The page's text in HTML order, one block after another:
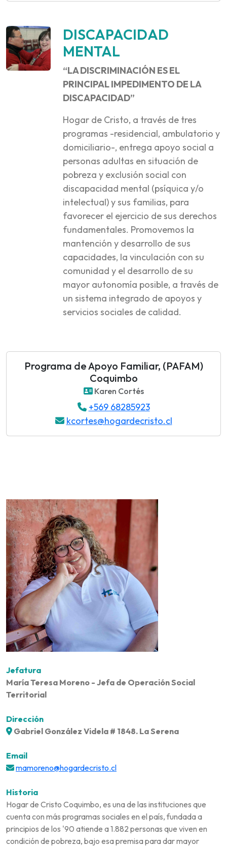
DISCAPACIDAD
MENTAL
“LA DISCRIMINACIÓN ES EL
PRINCIPAL IMPEDIMENTO DE LA
DISCAPACIDAD”
Hogar de Cristo, a través de tres
programas -residencial, ambulatorio y
domiciliario-, entrega apoyo social a
personas adultas en situación de
pobreza y exclusión social con
discapacidad mental (psíquica y/o
intelectual) y sus familias, para
favorecer el ejercicio de sus derechos
fundamentales. Promovemos la
mantención y desarrollo de sus
capacidades, la vinculación con su
comunidad y el desarrollo de su
mayor autonomía posible, a través de
un sistema integrado de apoyos y
servicios sociales de calidad.
Programa de Apoyo Familiar, (PAFAM)
Coquimbo
Karen Cortés
+569 68285923
kcortes@hogardecristo.cl
Jefatura
María Teresa Moreno - Jefa de Operación Social
Territorial
Dirección
Gabriel González Videla # 1848. La Serena
Email
mamoreno@hogardecristo.cl
Historia
Hogar de Cristo Coquimbo, es una de las instituciones que
cuenta con más programas sociales en el país, fundada a
principios de los '90 atiende a 1.882 personas que viven en
condición de pobreza, bajo esa premisa para dar mayor